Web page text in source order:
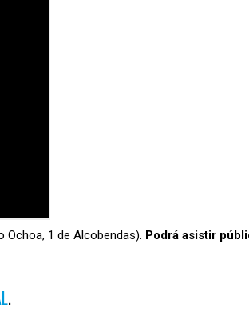
Ochoa, 1 de Alcobendas). Podrá asistir
.